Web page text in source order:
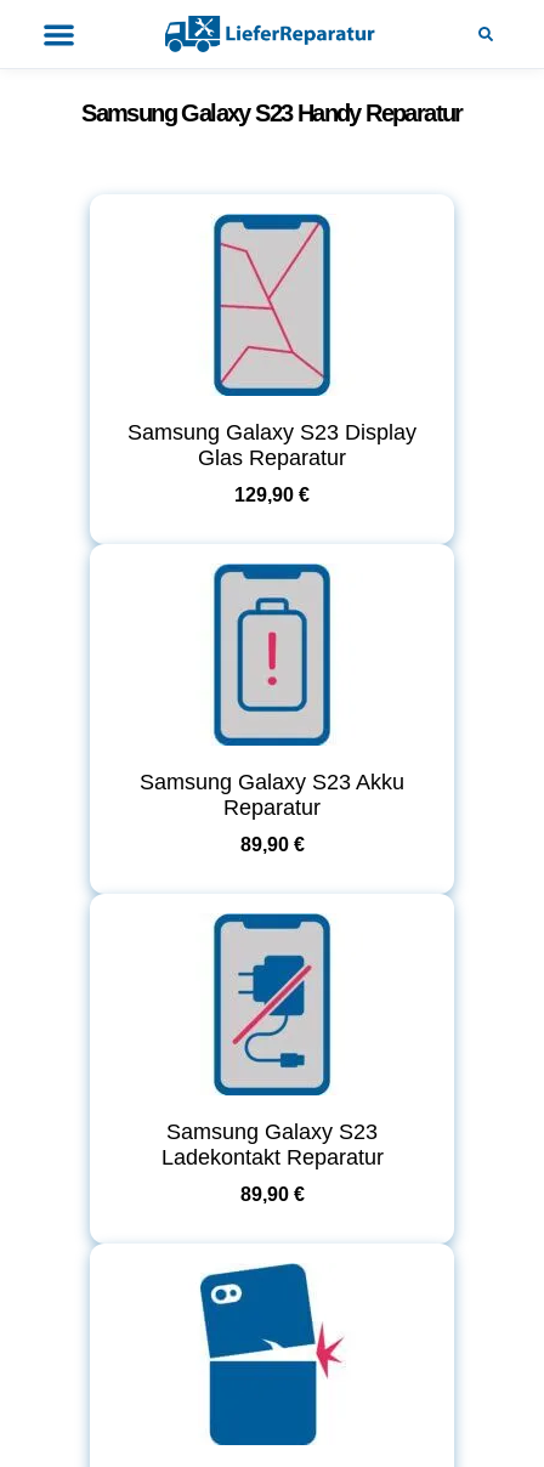
Samsung Galaxy S23 Handy Reparatur
Samsung Galaxy S23 Display
Glas Reparatur
129,90 €
Samsung Galaxy S23 Akku
Reparatur
89,90 €
Samsung Galaxy S23
Ladekontakt Reparatur
89,90 €